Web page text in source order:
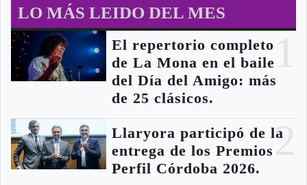
LO MÁS LEIDO DEL MES
El repertorio completo
de La Mona en el baile
del Día del Amigo: más
de 25 clásicos.
2
Llaryora participó de la
entrega de los Premios
Perfil Córdoba 2026.